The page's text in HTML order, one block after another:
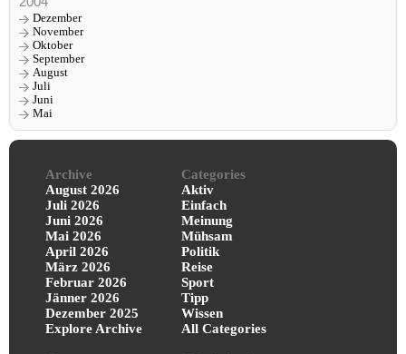
Dezember
November
Oktober
September
August
Juli
Juni
Mai
Archive
August 2026
Juli 2026
Juni 2026
Mai 2026
April 2026
März 2026
Februar 2026
Jänner 2026
Dezember 2025
Explore Archive
Categories
Aktiv
Einfach
Meinung
Mühsam
Politik
Reise
Sport
Tipp
Wissen
All Categories